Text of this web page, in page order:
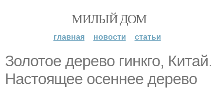
МИЛЫЙ ДОМ
главная новости статьи
Золотое дерево гинкго, Китай.
Настоящее осеннее дерево